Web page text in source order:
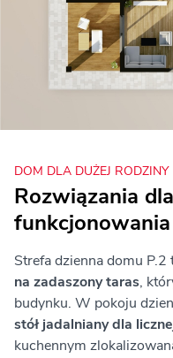
DOM DLA DUŻEJ RODZINY
Rozwiązania
funkcjonowania
Strefa dzienna domu
na zadaszony taras,
budynku. W pokoju
stół jadalniany dla
kuchennym